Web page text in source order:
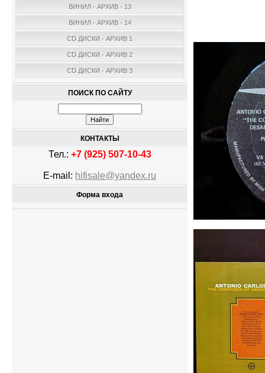
ВИНИЛ - АРХИВ - 13
ВИНИЛ - АРХИВ - 14
CD ДИСКИ - АРХИВ 1
CD ДИСКИ - АРХИВ 2
CD ДИСКИ - АРХИВ 3
ПОИСК ПО САЙТУ
КОНТАКТЫ
Тел.: +7 (925) 507-10-43
E-mail: hifisale@yandex.ru
Форма входа